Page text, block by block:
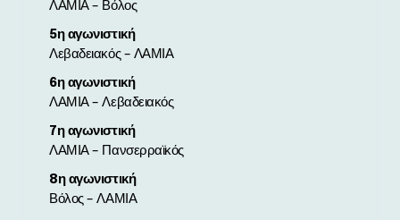
ΛΑΜΙΑ – Βόλος
5η αγωνιστική
Λεβαδειακός – ΛΑΜΙΑ
6η αγωνιστική
ΛΑΜΙΑ – Λεβαδειακός
7η αγωνιστική
ΛΑΜΙΑ – Πανσερραϊκός
8η αγωνιστική
Βόλος – ΛΑΜΙΑ